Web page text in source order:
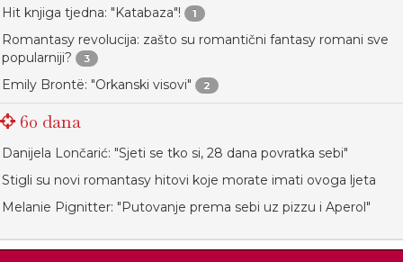
Hit knjiga tjedna: "Katabaza"! 1
Romantasy revolucija: zašto su romantični fantasy romani sve
popularniji?
3
Emily Brontë: "Orkanski visovi" 2
60 dana
Danijela Lončarić: "Sjeti se tko si, 28 dana povratka sebi"
Stigli su novi romantasy hitovi koje morate imati ovoga ljeta
Melanie Pignitter: "Putovanje prema sebi uz pizzu i Aperol"